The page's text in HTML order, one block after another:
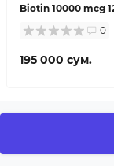
Biotin 10000 mcg
0
195 000 сум.